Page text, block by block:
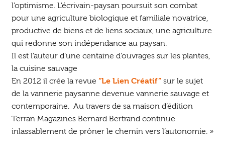
l’optimisme. L’écrivain-paysan poursuit son combat
pour une agriculture biologique et familiale novatrice,
productive de biens et de liens sociaux, une agriculture
qui redonne son indépendance au paysan.
Il est l’auteur d’une centaine d’ouvrages sur les plantes,
la cuisine sauvage
En 2012 il crée la revue “Le Lien Créatif”sur le sujet
de la vannerie paysanne devenue vannerie sauvage et
contemporaine. Au travers de sa maison d’édition
Terran Magazines Bernard Bertrand continue
inlassablement de prôner le chemin vers l’autonomie. »